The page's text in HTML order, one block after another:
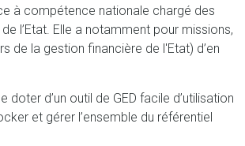
à compétence nationale chargé des
l’Etat. Elle a notamment pour missions,
de la gestion financière de l'Etat) d’en
d’un outil de GED facile d’utilisation
et gérer l’ensemble du référentiel